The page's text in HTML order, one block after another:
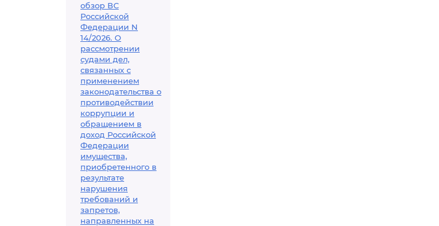
обзор ВС
Российской
Федерации N
14/2026. О
рассмотрении
судами дел,
связанных с
применением
законодательства о
противодействии
коррупции и
обращением в
доход Российской
Федерации
имущества,
приобретенного в
результате
нарушения
требований и
запретов,
направленных на